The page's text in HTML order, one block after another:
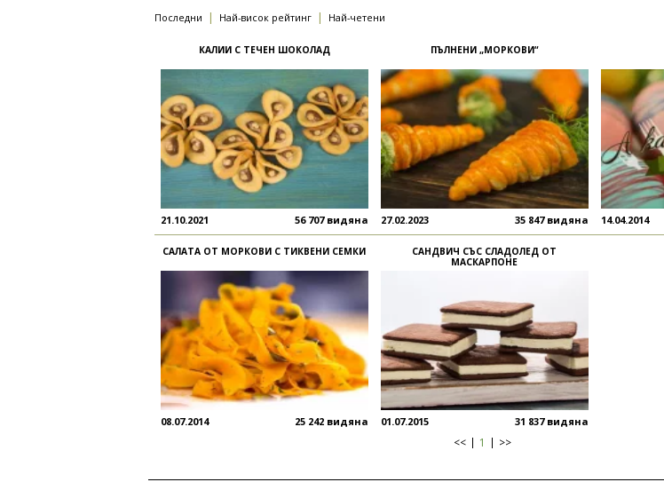
Последни | Най-висок рейтинг | Най-четени
КАЛИИ С ТЕЧЕН ШОКОЛАД
21.10.2021 56 707 видяна
ПЪЛНЕНИ „МОРКОВИ“
27.02.2023 35 847 видяна 14.04.2014
САЛАТА ОТ МОРКОВИ С ТИКВЕНИ СЕМКИ
08.07.2014 25 242 видяна
САНДВИЧ СЪС СЛАДОЛЕД ОТ
МАСКАРПОНЕ
01.07.2015 31 837 видяна
<< 1 >>